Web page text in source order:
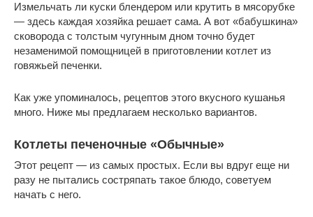
Измельчать ли куски блендером или крутить в мясорубке
— здесь каждая хозяйка решает сама. А вот «бабушкина»
сковорода с толстым чугунным дном точно будет
незаменимой помощницей в приготовлении котлет из
говяжьей печенки.
Как уже упоминалось, рецептов этого вкусного кушанья
много. Ниже мы предлагаем несколько вариантов.
Котлеты печеночные «Обычные»
Этот рецепт — из самых простых. Если вы вдруг еще ни
разу не пытались состряпать такое блюдо, советуем
начать с него.